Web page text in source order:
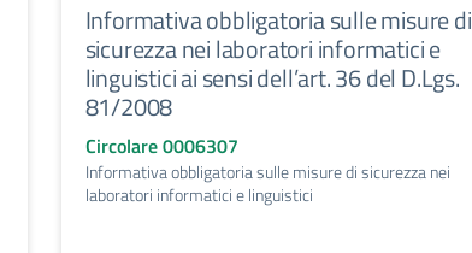
Informativa obbligatoria sulle misure di
sicurezza nei laboratori informatici e
linguistici ai sensi dell’art. 36 del D.Lgs.
81/2008
Circolare 0006307
Informativa obbligatoria sulle misure di sicurezza nei
laboratori informatici e linguistici